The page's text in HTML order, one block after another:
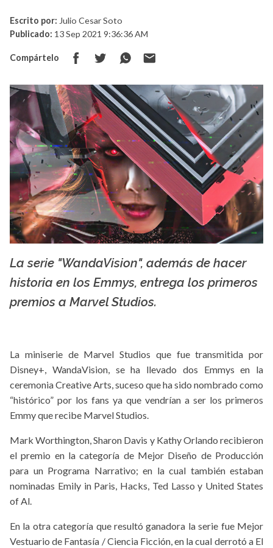
Escrito por: Julio Cesar Soto
Publicado: 13 Sep 2021 9:36:36 AM
Compártelo
La serie "WandaVision", además de hacer
historia en los Emmys, entrega los primeros
premios a Marvel Studios.
La miniserie de Marvel Studios que fue transmitida por
Disney+, WandaVision, se ha llevado dos Emmys en la
ceremonia Creative Arts, suceso que ha sido nombrado como
“histórico” por los fans ya que vendrían a ser los primeros
Emmy que recibe Marvel Studios.
Mark Worthington, Sharon Davis y Kathy Orlando recibieron
el premio en la categoría de Mejor Diseño de Producción
para un Programa Narrativo; en la cual también estaban
nominadas Emily in Paris, Hacks, Ted Lasso y United States
of Al.
En la otra categoría que resultó ganadora la serie fue Mejor
Vestuario de Fantasía / Ciencia Ficción, en la cual derrotó a El